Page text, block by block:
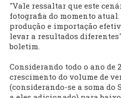
"Vale ressaltar que este
fotografia do momento
produção e importação
levar a resultados
boletim.
Considerando todo o ano de
crescimento do volume de
(considerando-se a soma do